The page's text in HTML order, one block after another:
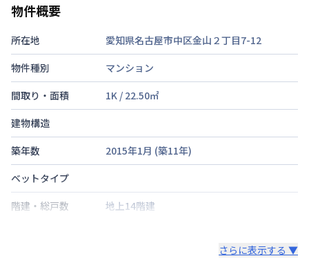
物件概要
所在地
愛知県名古屋市中区金山２丁目7-12
物件種別
マンション
間取り・面積
1K / 22.50㎡
建物構造
築年数
2015年1月 (築11年)
ベットタイプ
階建・総戸数
地上14階建
さらに表示する ▼